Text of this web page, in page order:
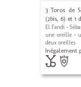
3 Toros de
(2bis, 6) et 1
El Fandi -
une oreille -
deux oreilles
Inégalement